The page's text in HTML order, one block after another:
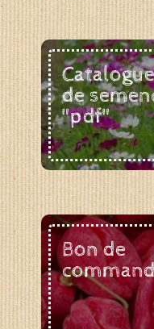
de
"pdf"
Bon de